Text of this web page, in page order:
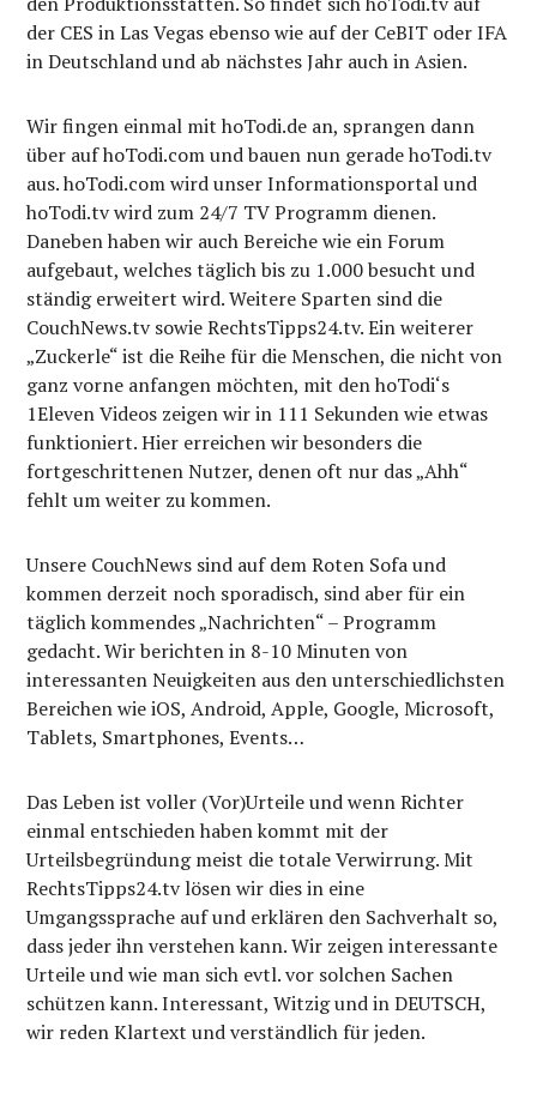
der CES in Las Vegas ebenso wie auf der CeBIT oder IFA
in Deutschland und ab nächstes Jahr auch in Asien.
Wir fingen einmal mit hoTodi.de an, sprangen dann
über auf hoTodi.com und bauen nun gerade hoTodi.tv
aus. hoTodi.com wird unser Informationsportal und
hoTodi.tv wird zum 24/7 TV Programm dienen.
Daneben haben wir auch Bereiche wie ein Forum
aufgebaut, welches täglich bis zu 1.000 besucht und
ständig erweitert wird. Weitere Sparten sind die
CouchNews.tv sowie RechtsTipps24.tv. Ein weiterer
„Zuckerle“ ist die Reihe für die Menschen, die nicht von
ganz vorne anfangen möchten, mit den hoTodi‘s
1Eleven Videos zeigen wir in 111 Sekunden wie etwas
funktioniert. Hier erreichen wir besonders die
fortgeschrittenen Nutzer, denen oft nur das „Ahh“
fehlt um weiter zu kommen.
Unsere CouchNews sind auf dem Roten Sofa und
kommen derzeit noch sporadisch, sind aber für ein
täglich kommendes „Nachrichten“ – Programm
gedacht. Wir berichten in 8-10 Minuten von
interessanten Neuigkeiten aus den unterschiedlichsten
Bereichen wie iOS, Android, Apple, Google, Microsoft,
Tablets, Smartphones, Events…
Das Leben ist voller (Vor)Urteile und wenn Richter
einmal entschieden haben kommt mit der
Urteilsbegründung meist die totale Verwirrung. Mit
RechtsTipps24.tv lösen wir dies in eine
Umgangssprache auf und erklären den Sachverhalt so,
dass jeder ihn verstehen kann. Wir zeigen interessante
Urteile und wie man sich evtl. vor solchen Sachen
schützen kann. Interessant, Witzig und in DEUTSCH,
wir reden Klartext und verständlich für jeden.